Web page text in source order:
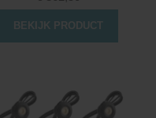
BEKIJK PRODUCT